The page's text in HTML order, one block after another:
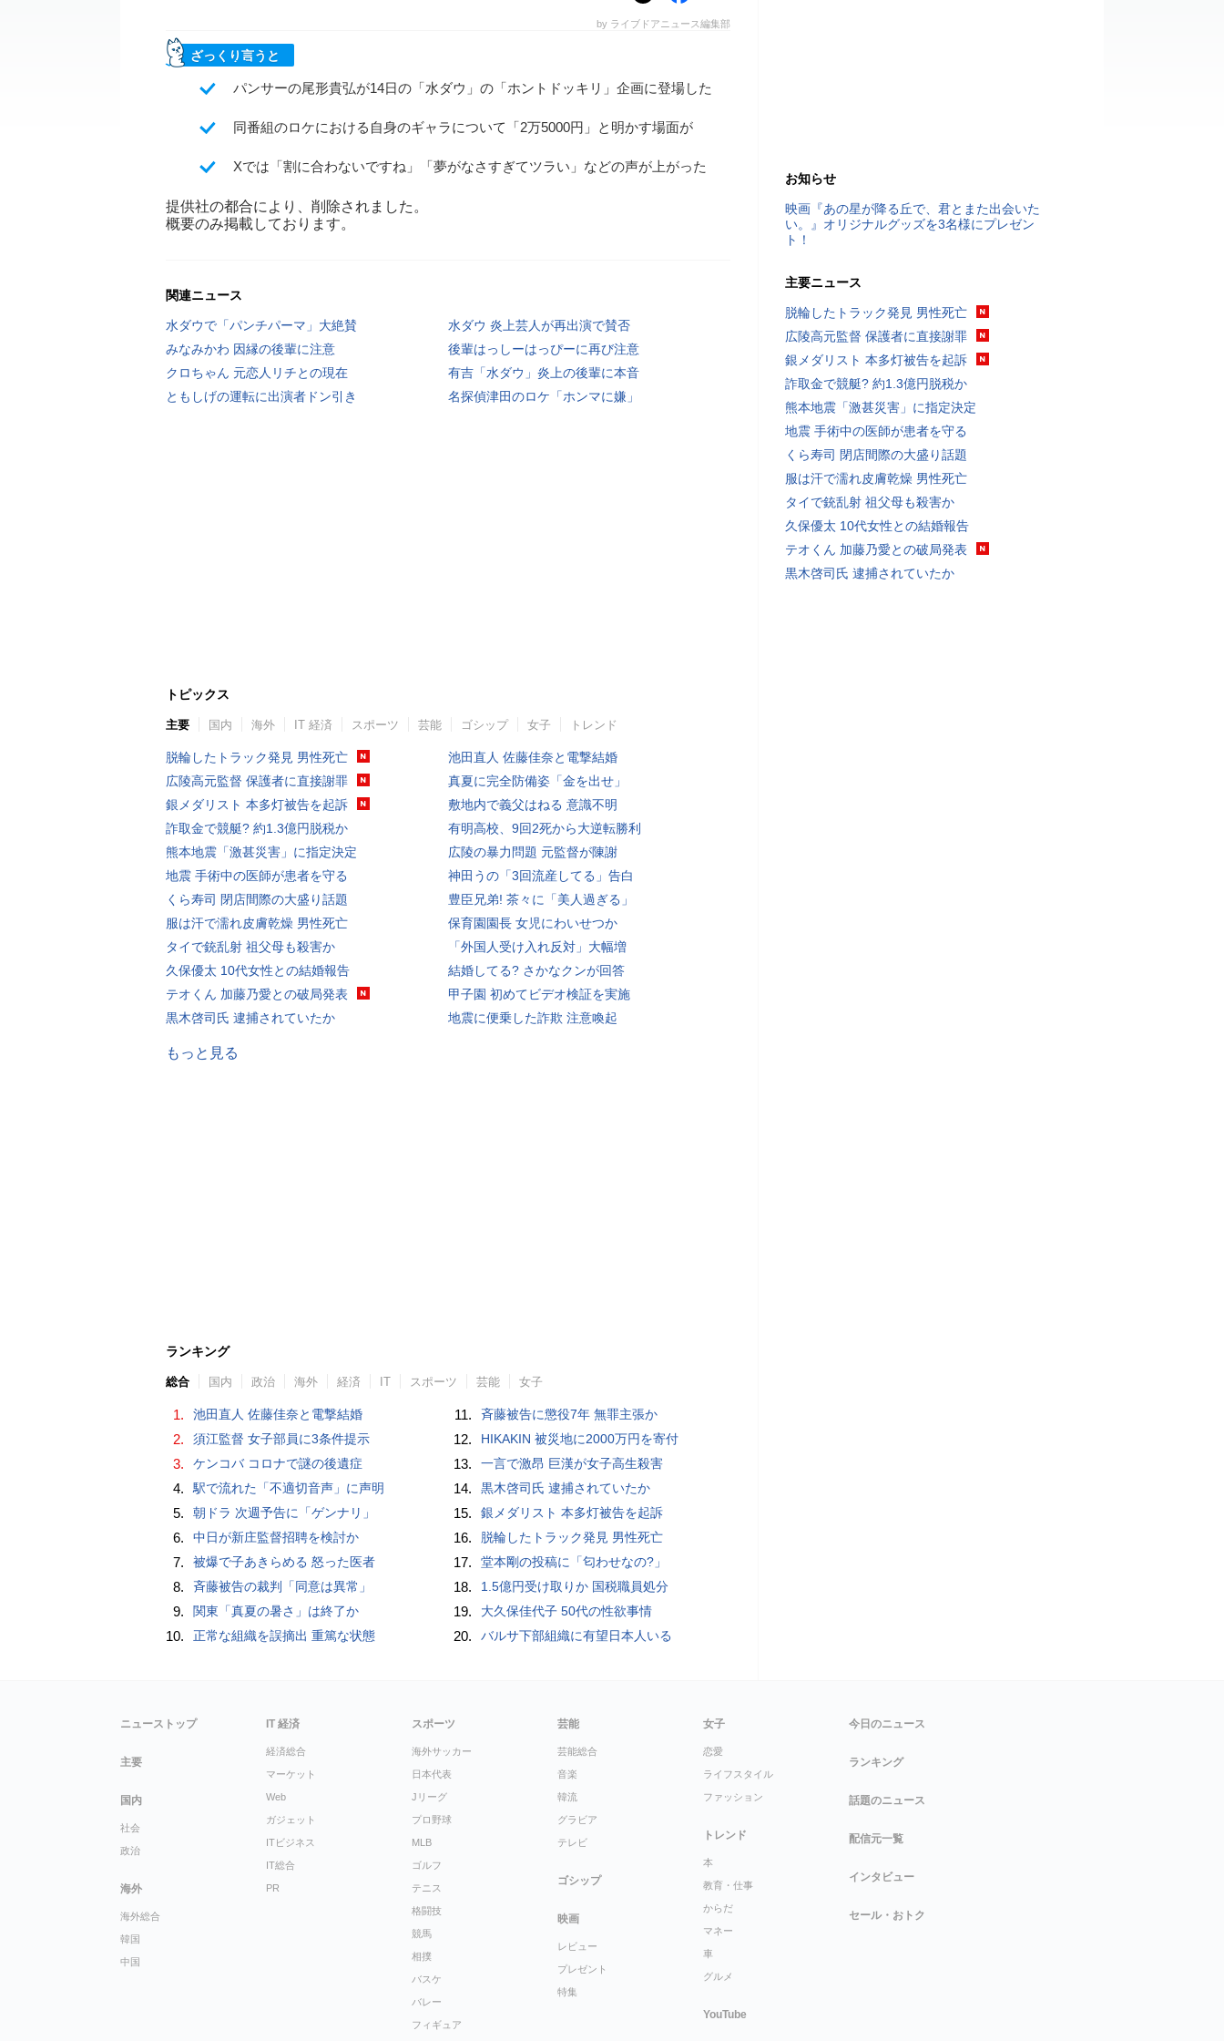
by ライブドアニュース編集部
ざっくり言うと
パンサーの尾形貴弘が14日の「水ダウ」の「ホントドッキリ」企画に登場した
同番組のロケにおける自身のギャラについて「2万5000円」と明かす場面が
Xでは「割に合わないですね」「夢がなさすぎてツラい」などの声が上がった
提供社の都合により、削除されました。
概要のみ掲載しております。
関連ニュース
水ダウで「パンチパーマ」大絶賛
水ダウ 炎上芸人が再出演で賛否
みなみかわ 因縁の後輩に注意
後輩はっしーはっぴーに再び注意
クロちゃん 元恋人リチとの現在
有吉「水ダウ」炎上の後輩に本音
ともしげの運転に出演者ドン引き
名探偵津田のロケ「ホンマに嫌」
トピックス
主要 国内 海外 IT 経済 スポーツ 芸能 ゴシップ 女子 トレンド
脱輪したトラック発見 男性死亡
広陵高元監督 保護者に直接謝罪
銀メダリスト 本多灯被告を起訴
詐取金で競艇? 約1.3億円脱税か
熊本地震「激甚災害」に指定決定
地震 手術中の医師が患者を守る
くら寿司 閉店間際の大盛り話題
服は汗で濡れ皮膚乾燥 男性死亡
タイで銃乱射 祖父母も殺害か
久保優太 10代女性との結婚報告
テオくん 加藤乃愛との破局発表
黒木啓司氏 逮捕されていたか
池田直人 佐藤佳奈と電撃結婚
真夏に完全防備姿「金を出せ」
敷地内で義父はねる 意識不明
有明高校、9回2死から大逆転勝利
広陵の暴力問題 元監督が陳謝
神田うの「3回流産してる」告白
豊臣兄弟! 茶々に「美人過ぎる」
保育園園長 女児にわいせつか
「外国人受け入れ反対」大幅増
結婚してる? さかなクンが回答
甲子園 初めてビデオ検証を実施
地震に便乗した詐欺 注意喚起
もっと見る
ランキング
総合 国内 政治 海外 経済 IT スポーツ 芸能 女子
1. 池田直人 佐藤佳奈と電撃結婚
2. 須江監督 女子部員に3条件提示
3. ケンコバ コロナで謎の後遺症
4. 駅で流れた「不適切音声」に声明
5. 朝ドラ 次週予告に「ゲンナリ」
6. 中日が新庄監督招聘を検討か
7. 被爆で子あきらめる 怒った医者
8. 斉藤被告の裁判「同意は異常」
9. 関東「真夏の暑さ」は終了か
10. 正常な組織を誤摘出 重篤な状態
11. 斉藤被告に懲役7年 無罪主張か
12. HIKAKIN 被災地に2000万円を寄付
13. 一言で激昂 巨漢が女子高生殺害
14. 黒木啓司氏 逮捕されていたか
15. 銀メダリスト 本多灯被告を起訴
16. 脱輪したトラック発見 男性死亡
17. 堂本剛の投稿に「匂わせなの?」
18. 1.5億円受け取りか 国税職員処分
19. 大久保佳代子 50代の性欲事情
20. バルサ下部組織に有望日本人いる
お知らせ
映画『あの星が降る丘で、君とまた出会いた
い。』オリジナルグッズを3名様にプレゼン
ト！
主要ニュース
脱輪したトラック発見 男性死亡
広陵高元監督 保護者に直接謝罪
銀メダリスト 本多灯被告を起訴
詐取金で競艇? 約1.3億円脱税か
熊本地震「激甚災害」に指定決定
地震 手術中の医師が患者を守る
くら寿司 閉店間際の大盛り話題
服は汗で濡れ皮膚乾燥 男性死亡
タイで銃乱射 祖父母も殺害か
久保優太 10代女性との結婚報告
テオくん 加藤乃愛との破局発表
黒木啓司氏 逮捕されていたか
ニューストップ
主要
国内
社会
政治
海外
海外総合
韓国
中国
IT 経済
経済総合
マーケット
Web
ガジェット
ITビジネス
IT総合
PR
スポーツ
海外サッカー
日本代表
Jリーグ
プロ野球
MLB
ゴルフ
テニス
格闘技
競馬
相撲
バスケ
バレー
フィギュア
芸能
芸能総合
音楽
韓流
グラビア
テレビ
ゴシップ
映画
レビュー
プレゼント
特集
女子
恋愛
ライフスタイル
ファッション
トレンド
本
教育・仕事
からだ
マネー
車
グルメ
YouTube
今日のニュース
ランキング
話題のニュース
配信元一覧
インタビュー
セール・おトク